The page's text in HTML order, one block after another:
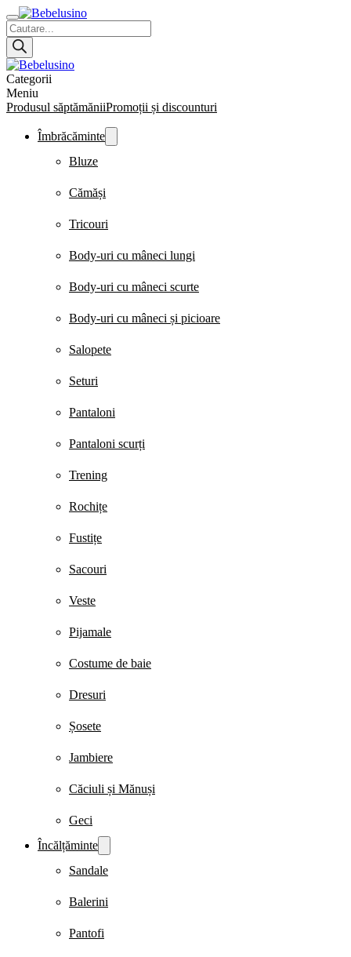
Products
search
Categorii
Meniu
Produsul săptămăniiPromoții și discounturi
Îmbrăcăminte
Bluze
Cămăși
Tricouri
Body-uri cu mâneci lungi
Body-uri cu mâneci scurte
Body-uri cu mâneci și picioare
Salopete
Seturi
Pantaloni
Pantaloni scurți
Trening
Rochițe
Fustițe
Sacouri
Veste
Pijamale
Costume de baie
Dresuri
Șosete
Jambiere
Căciuli și Mănuși
Geci
Încălțăminte
Sandale
Balerini
Pantofi